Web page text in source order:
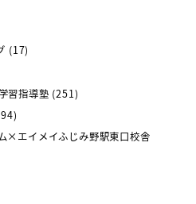
(17)
習指導塾 (251)
×エイメイふじみ野駅東口校舎